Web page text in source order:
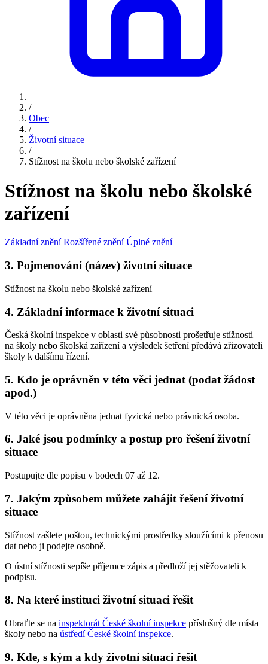
/
Obec
/
Životní situace
/
Stížnost na školu nebo školské zařízení
Stížnost na školu nebo školské
zařízení
Základní znění Rozšířené znění Úplné znění
3. Pojmenování (název) životní situace
Stížnost na školu nebo školské zařízení
4. Základní informace k životní situaci
Česká školní inspekce v oblasti své působnosti prošetřuje stížnosti
na školy nebo školská zařízení a výsledek šetření předává zřizovateli
školy k dalšímu řízení.
5. Kdo je oprávněn v této věci jednat (podat žádost
apod.)
V této věci je oprávněna jednat fyzická nebo právnická osoba.
6. Jaké jsou podmínky a postup pro řešení životní
situace
Postupujte dle popisu v bodech 07 až 12.
7. Jakým způsobem můžete zahájit řešení životní
situace
Stížnost zašlete poštou, technickými prostředky sloužícími k přenosu
dat nebo ji podejte osobně.
O ústní stížnosti sepíše příjemce zápis a předloží jej stěžovateli k
podpisu.
8. Na které instituci životní situaci řešit
Obraťte se na inspektorát České školní inspekce příslušný dle místa
školy nebo na ústředí České školní inspekce.
9. Kde, s kým a kdy životní situaci řešit